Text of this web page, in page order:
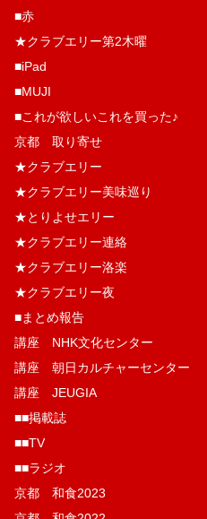
■赤
★クラブエリー第2木曜
■iPad
■MUJI
■これが欲しいこれを買った♪
京都 取り寄せ
★クラブエリー
★クラブエリー美味巡り
★とりよせエリー
★クラブエリー連絡
★クラブエリー洛楽
★クラブエリー夜
■まとめ報告
講座 NHK文化センター
講座 朝日カルチャーセンター
講座 JEUGIA
■■掲載誌
■■TV
■■ラジオ
京都 和食2023